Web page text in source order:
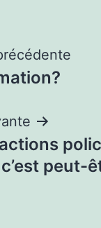
peut-